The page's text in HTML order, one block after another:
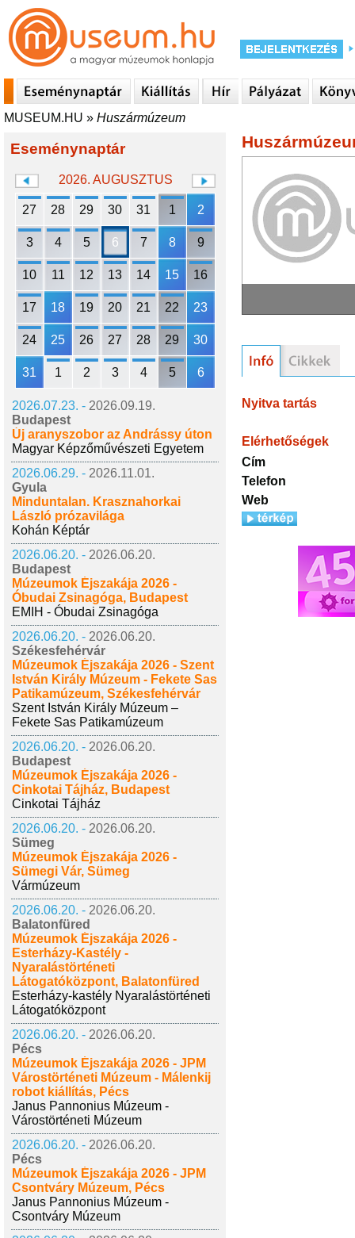
MUSEUM.HU » Huszármúzeum
Eseménynaptár
2026. AUGUSZTUS
27 28 29 30 31 1 2
3 4 5 6 7 8 9
10 11 12 13 14 15 16
17 18 19 20 21 22 23
24 25 26 27 28 29 30
31 1 2 3 4 5 6
2026.07.23. - 2026.09.19.
Budapest
Új aranyszobor az Andrássy úton
Magyar Képzőművészeti Egyetem
2026.06.29. - 2026.11.01.
Gyula
Minduntalan. Krasznahorkai
László prózavilága
Kohán Képtár
2026.06.20. - 2026.06.20.
Budapest
Múzeumok Éjszakája 2026 -
Óbudai Zsinagóga, Budapest
EMIH - Óbudai Zsinagóga
2026.06.20. - 2026.06.20.
Székesfehérvár
Múzeumok Éjszakája 2026 - Szent
István Király Múzeum - Fekete Sas
Patikamúzeum, Székesfehérvár
Szent István Király Múzeum –
Fekete Sas Patikamúzeum
2026.06.20. - 2026.06.20.
Budapest
Múzeumok Éjszakája 2026 -
Cinkotai Tájház, Budapest
Cinkotai Tájház
2026.06.20. - 2026.06.20.
Sümeg
Múzeumok Éjszakája 2026 -
Sümegi Vár, Sümeg
Vármúzeum
2026.06.20. - 2026.06.20.
Balatonfüred
Múzeumok Éjszakája 2026 -
Esterházy-Kastély -
Nyaralástörténeti
Látogatóközpont, Balatonfüred
Esterházy-kastély Nyaralástörténeti
Látogatóközpont
2026.06.20. - 2026.06.20.
Pécs
Múzeumok Éjszakája 2026 - JPM
Várostörténeti Múzeum - Málenkij
robot kiállítás, Pécs
Janus Pannonius Múzeum -
Várostörténeti Múzeum
2026.06.20. - 2026.06.20.
Pécs
Múzeumok Éjszakája 2026 - JPM
Csontváry Múzeum, Pécs
Janus Pannonius Múzeum -
Csontváry Múzeum
Nyitva tartás
Elérhetőségek
Cím
Telefon
Web